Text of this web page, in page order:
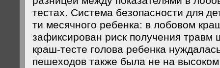
тестах. Система безопасности для
ти месячного ребенка: в лобовом
зафиксирован риск получения травм
краш-тесте голова ребенка
пешеходов также была не на